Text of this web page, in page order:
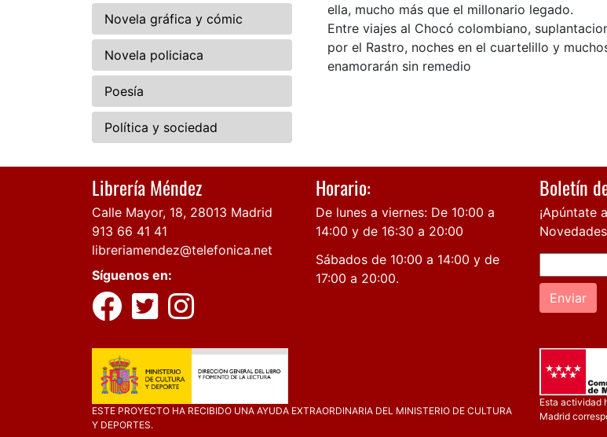
Novela gráfica y cómic
Novela policiaca
Poesía
Política y sociedad
ella, mucho más que el millonario legado.
Entre viajes al Chocó colombiano,
por el Rastro, noches en el cuartelillo y
enamorarán sin remedio
Librería Méndez
Calle Mayor, 18, 28013 Madrid
913 66 41 41
libreriamendez@telefonica.net
Síguenos en:
Horario:
De lunes a viernes: De 10:00 a
14:00 y de 16:30 a 20:00
Sábados de 10:00 a 14:00 y de
17:00 a 20:00.
Boletín
¡Apúntate
Enviar
ESTE PROYECTO HA RECIBIDO UNA AYUDA EXTRAORDINARIA DEL MINISTERIO DE CULTURA
Y DEPORTES.
Esta actividad
Madrid